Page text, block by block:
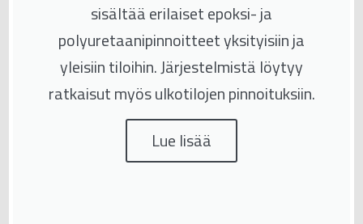
sisältää erilaiset epoksi- ja
polyuretaanipinnoitteet yksityisiin ja
yleisiin tiloihin. Järjestelmistä löytyy
ratkaisut myös ulkotilojen pinnoituksiin.
Lue lisää